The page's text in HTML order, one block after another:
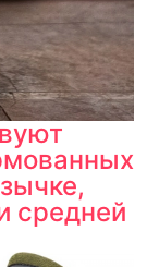
средней